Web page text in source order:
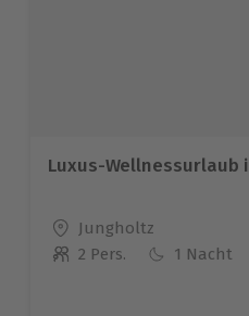
Luxus-Wellnessurlaub
Standort
Jungholtz
Anzahl der Teilnehmer
2 Pers. 1 Nacht